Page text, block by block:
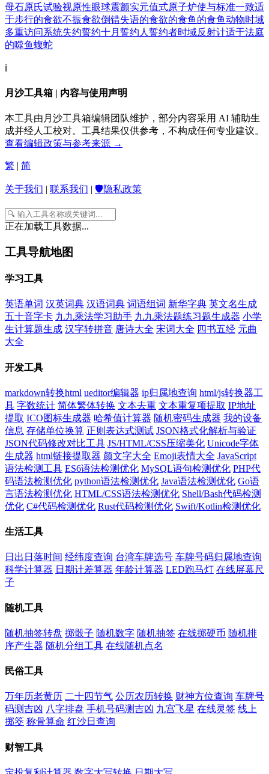
母石原氏试验视原性眼球震颤实元值式原子炉使与标准一致适
于步行的食欲不振食欲倒错失语的食欲的食鱼的食鱼动物时域
多重访问系统失约誓约十月 誓约人 誓约者时域反射计适于法庭
的噬鱼蝮蛇
ℹ️
月沙工具箱 | 内容与使用声明
本工具由月沙工具箱编辑团队维护，部分内容采用 AI 辅助生
成并经人工校对。工具结果仅供参考，不构成任何专业建议。
查看编辑政策与参考来源 →
繁 | 简
关于我们 | 联系我们 | 🛡️隐私政策
正在加载工具数据...
工具导航地图
学习工具
英语单词 汉英词典 汉语词典 词语组词 新华字典 英文名生成
五十音字卡 九九乘法学习助手 九九乘法题练习题生成器 小学
生计算题生成 汉字转拼音 唐诗大全 宋词大全 四书五经 元曲
大全
开发工具
markdown转换html ueditor编辑器 ip归属地查询 html/js转换器工
具 字数统计 简体繁体转换 文本去重 文本重复项提取 IP地址
提取 ICO图标生成器 哈希值计算器 随机密码生成器 我的设备
信息 存储单位换算 正则表达式测试 JSON格式化解析与验证
JSON代码修改对比工具 JS/HTML/CSS压缩美化 Unicode字体
生成器 html链接提取器 颜文字大全 Emoji表情大全 JavaScript
语法检测工具 ES6语法检测优化 MySQL语句检测优化 PHP代
码语法检测优化 python语法检测优化 Java语法检测优化 Go语
言语法检测优化 HTML/CSS语法检测优化 Shell/Bash代码检测
优化 C#代码检测优化 Rust代码检测优化 Swift/Kotlin检测优化
生活工具
日出日落时间 经纬度查询 台湾车牌选号 车牌号码归属地查询
科学计算器 日期计差算器 年龄计算器 LED跑马灯 在线屏幕尺
子
随机工具
随机抽签转盘 掷骰子 随机数字 随机抽签 在线掷硬币 随机排
序产生器 随机分组工具 在线随机点名
民俗工具
万年历老黄历 二十四节气 公历农历转换 财神方位查询 车牌号
码测吉凶 八字排盘 手机号码测吉凶 九宫飞星 在线灵签 线上
掷筊 称骨算命 红沙日查询
财智工具